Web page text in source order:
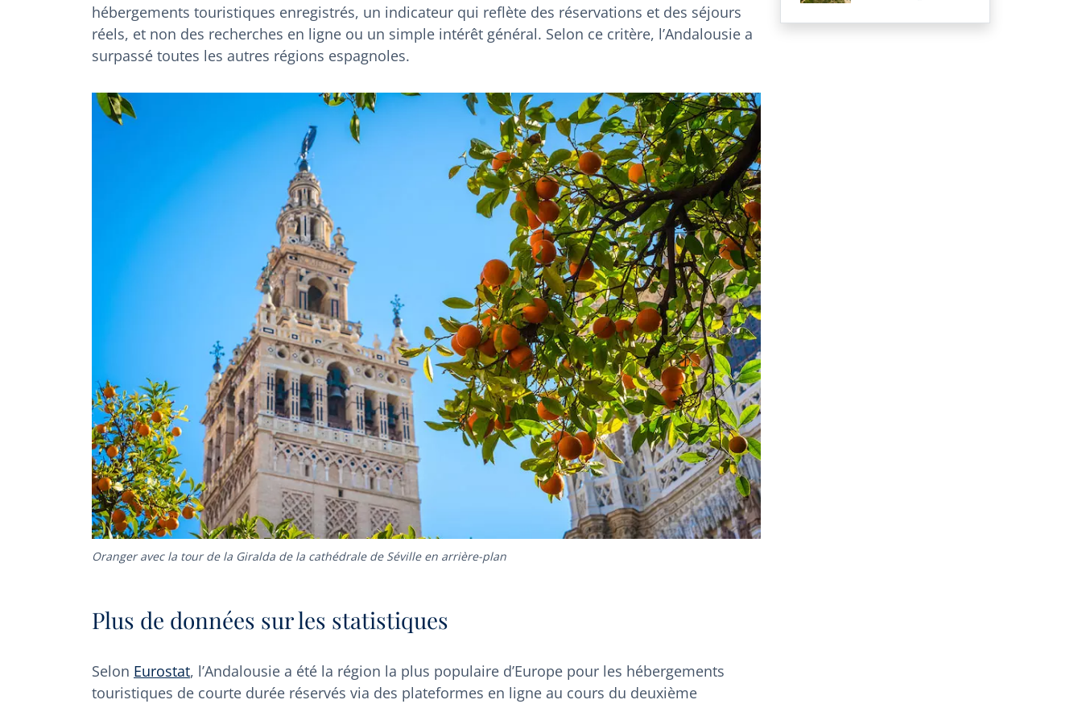
hébergements touristiques enregistrés, un indicateur qui reflète des réservations et des séjours
réels, et non des recherches en ligne ou un simple intérêt général. Selon ce critère, l’Andalousie a
surpassé toutes les autres régions espagnoles.
Oranger avec la tour de la Giralda de la cathédrale de Séville en arrière-plan
Plus de données sur les statistiques
Selon Eurostat, l’Andalousie a été la région la plus populaire d’Europe pour les hébergements
touristiques de courte durée réservés via des plateformes en ligne au cours du deuxième
dans les resorts de